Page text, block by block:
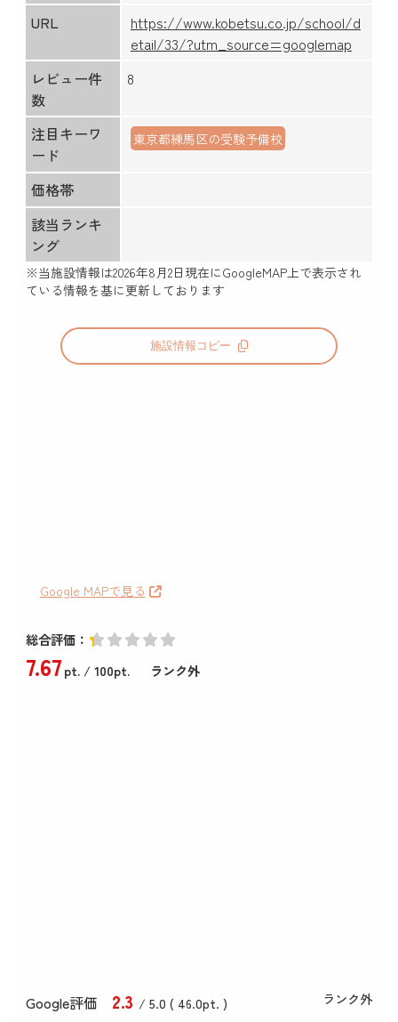
URL
https://www.kobetsu.co.jp/school/d
etail/33/?utm_source=googlemap
レビュー件
数
8
注目キーワ
ード
東京都練馬区の受験予備校
価格帯
該当ランキ
ング
※当施設情報は2026年8月2日現在にGoogleMAP上で表示され
ている情報を基に更新しております
施設情報コピー
Google MAPで見る
総合評価：
7.67pt./ 100pt. ランク外
Google評価 2.3 / 5.0 ( 46.0pt. ) ランク外